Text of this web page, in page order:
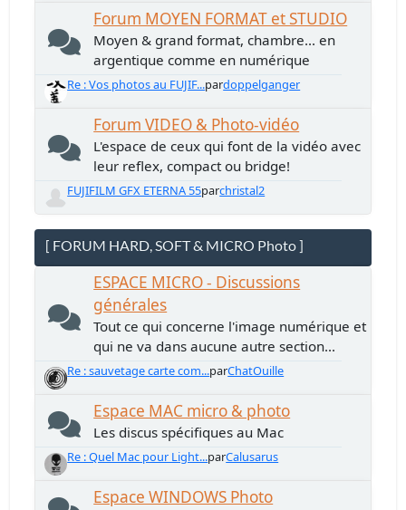
Forum MOYEN FORMAT et STUDIO
Moyen & grand format, chambre... en
argentique comme en numérique
Re : Vos photos au FUJIF...pardoppelganger
Forum VIDEO & Photo-vidéo
L'espace de ceux qui font de la vidéo avec
leur reflex, compact ou bridge!
FUJIFILM GFX ETERNA 55parchristal2
[ FORUM HARD, SOFT & MICRO Photo ]
ESPACE MICRO - Discussions
générales
Tout ce qui concerne l'image numérique et
qui ne va dans aucune autre section...
Re : sauvetage carte com...parChatOuille
Espace MAC micro & photo
Les discus spécifiques au Mac
Re : Quel Mac pour Light...parCalusarus
Espace WINDOWS Photo